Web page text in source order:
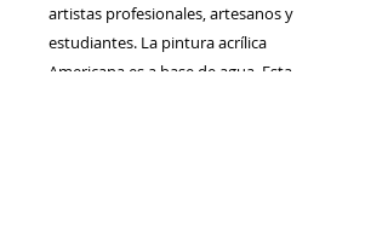
artistas profesionales, artesanos y
estudiantes. La pintura acrílica
Americana es a base de agua. Esta